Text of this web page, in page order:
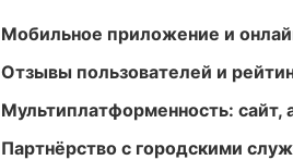
Мобильное приложение и
Отзывы пользователей и
Мультиплатформенность: сайт,
Партнёрство с городскими